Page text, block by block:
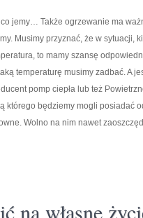
jemy… Także ogrzewanie ma
Musimy przyznać, że w sytuacji,
to mamy szansę
temperaturę musimy zadbać. A
pomp ciepła lub też
którego będziemy mogli posiadać
Wolno na nim nawet
na własne